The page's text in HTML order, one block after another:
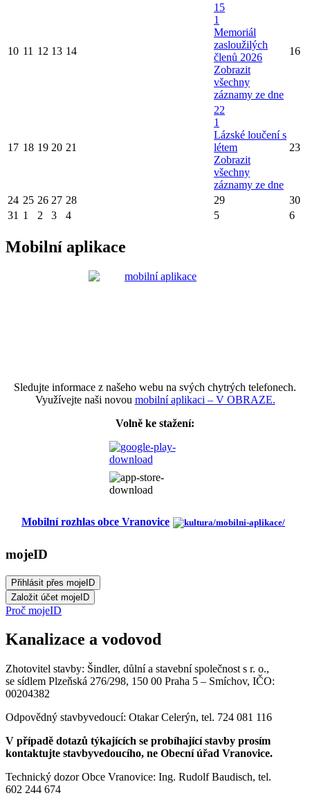
10 11 12 13 14
15
1
Memoriál
zasloužilých
členů 2026
Zobrazit
všechny
záznamy ze dne
16
17 18 19 20 21
22
1
Lázské loučení s
létem
Zobrazit
všechny
záznamy ze dne
23
24 25 26 27 28 29
30
31 1 2 3 4 5 6
Mobilní aplikace
Sledujte informace z našeho webu na svých chytrých telefonech.
Využívejte naši novou mobilní aplikaci – V OBRAZE.
Volně ke stažení:
Mobilní rozhlas obce Vranovice
mojeID
Proč mojeID
Kanalizace a vodovod
Zhotovitel stavby: Šindler, důlní a stavební společnost s r. o.,
se sídlem Plzeňská 276/298, 150 00 Praha 5 – Smíchov, IČO:
00204382
Odpovědný stavbyvedoucí: Otakar Celerýn, tel. 724 081 116
V případě dotazů týkajících se probíhající stavby prosím
kontaktujte stavbyvedoucího, ne Obecní úřad Vranovice.
Technický dozor Obce Vranovice: Ing. Rudolf Baudisch, tel.
602 244 674